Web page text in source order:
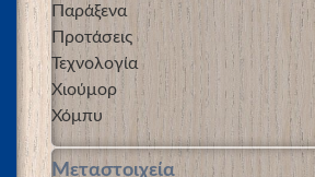
Παράξενα
Προτάσεις
Τεχνολογία
Χιούμορ
Χόμπυ
Μεταστοιχεία